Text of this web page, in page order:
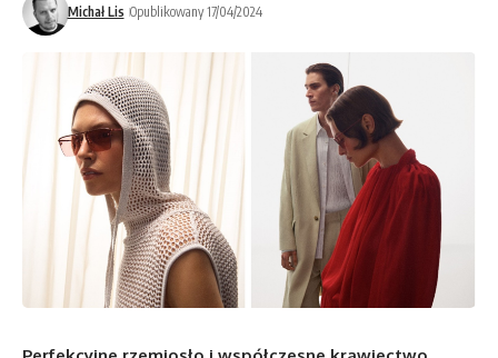
Michał Lis Opublikowany 17/04/2024